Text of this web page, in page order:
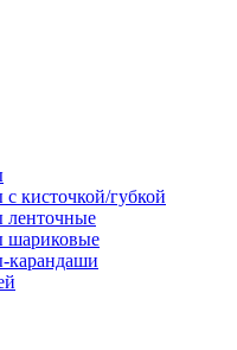
кисточкой/губкой
ленточные
шариковые
карандаши